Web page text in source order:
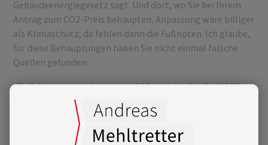
Gebäudeenergiegesetz sagt. Und dort, wo Sie bei Ihrem
Antrag zum CO2-Preis behaupten, Anpassung wäre billiger
als Klimaschutz, da fehlen dann die Fußnoten. Ich glaube,
für diese Behauptungen haben Sie nicht einmal falsche
Quellen gefunden.
(Beifall bei Abgeordneten der SPD und des BÜNDNISSES
90/DIE GRÜNEN sowie des Abg. Olaf in der Beek [FDP])
Meine Damen und Herren, wir sind beim Klima maximal
drei Schritte vom Abgrund entfernt. Und während vor Ort